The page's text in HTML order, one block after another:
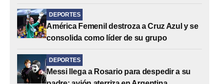
DEPORTES
América Femenil destroza a Cruz Azul y se
consolida como líder de su grupo
DEPORTES
Messi llega a Rosario para despedir a su